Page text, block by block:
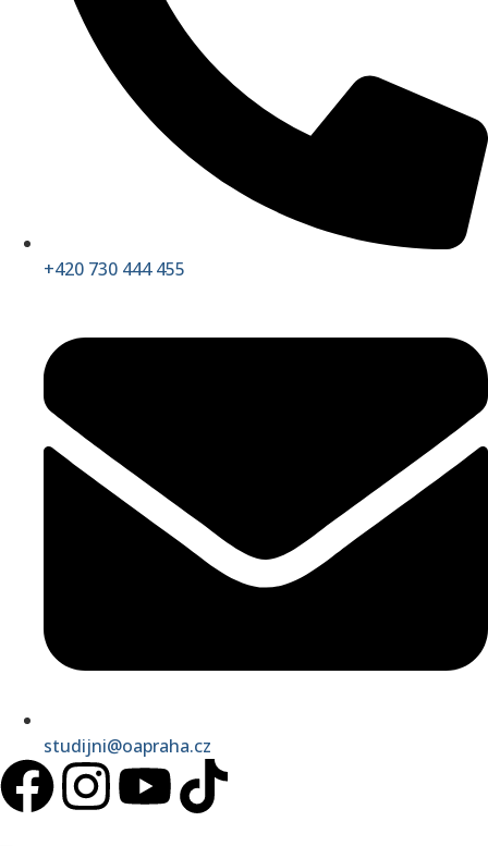
+420 730 444 455
studijni@oapraha.cz